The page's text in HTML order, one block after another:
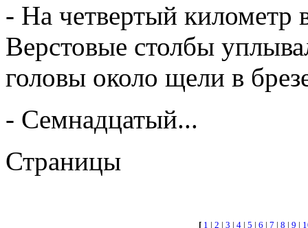
- На четвертый километр
Верстовые столбы
головы около щели в
- Семнадцатый...
Страницы
[ 1 | 2 | 3 | 4 | 5 | 6 | 7 | 8 | 9 |